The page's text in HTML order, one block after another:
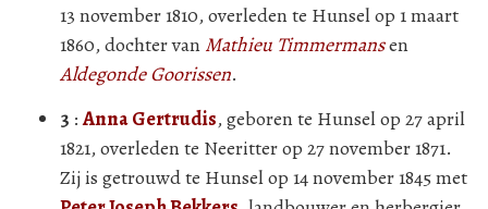
13 november 1810, overleden te Hunsel op 1 maart
1860, dochter van Mathieu Timmermansen
Aldegonde Goorissen.
3 :Anna Gertrudis, geboren te Hunsel op 27 april
1821, overleden te Neeritter op 27 november 1871.
Zij is getrouwd te Hunsel op 14 november 1845 met